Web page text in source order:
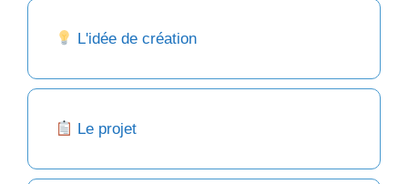
L'idée de création
Le projet